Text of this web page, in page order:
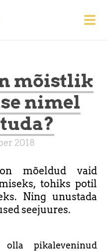
mõistlik
nimel
2018
mõeldud vaid
tohiks potil
Ning unustada
seejuures.
pikaleveninud